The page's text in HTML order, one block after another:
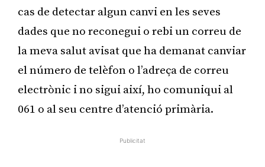
cas de detectar algun canvi en les seves
dades que no reconegui o rebi un correu de
la meva salut avisat que ha demanat canviar
el número de telèfon o l’adreça de correu
electrònic i no sigui així, ho comuniqui al
061 o al seu centre d’atenció primària.
Publicitat